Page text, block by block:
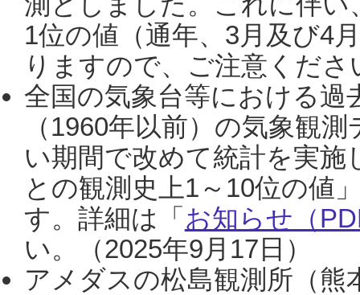
1位の値（通年、3月及び4
りますので、ご注意くだ
全国の気象台等における過
（1960年以前）の気象観
い期間で改めて統計を実
との観測史上1～10位の値
す。詳細は「 お知らせ（
い。（2025年9月17日）
アメダスの松島観測所（熊